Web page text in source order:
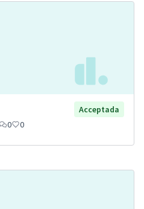
Acceptada
0 0